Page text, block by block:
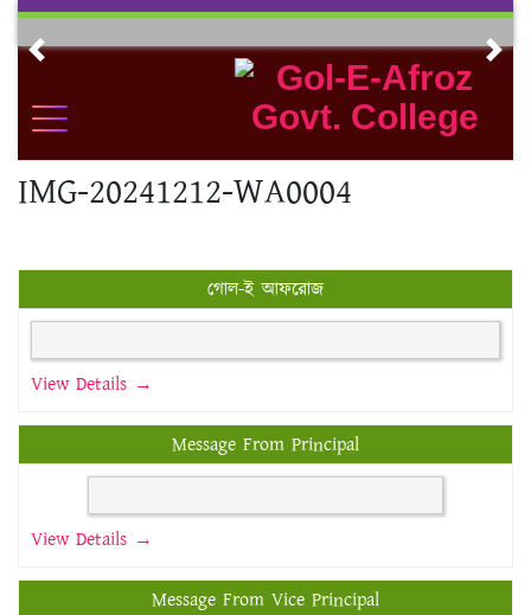
Skip
contentPrevious
IMG-20241212-WA0004
গোল-ই আফরোজ
View Details →
Message From Principal
View Details →
Message From Vice Principal